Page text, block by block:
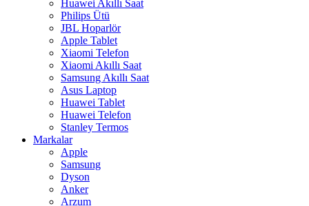
Huawei Akıllı Saat
Philips Ütü
JBL Hoparlör
Apple Tablet
Xiaomi Telefon
Xiaomi Akıllı Saat
Samsung Akıllı Saat
Asus Laptop
Huawei Tablet
Huawei Telefon
Stanley Termos
Markalar
Apple
Samsung
Dyson
Anker
Arzum